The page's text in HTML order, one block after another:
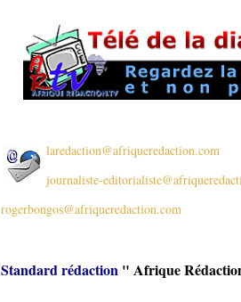
laredaction@afriqueredaction.com
journaliste-
rogerbongos@afriqueredaction.com
Standard rédaction " Afrique